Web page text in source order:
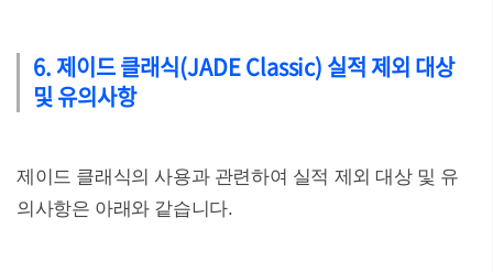
6. 제이드 클래식(JADE Classic) 실적 제외 대상
및 유의사항
제이드 클래식의 사용과 관련하여 실적 제외 대상 및 유
의사항은 아래와 같습니다.